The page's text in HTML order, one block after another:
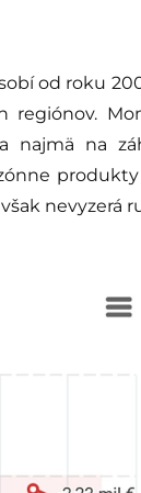
od roku
regiónov.
najmä na
nevyzerá